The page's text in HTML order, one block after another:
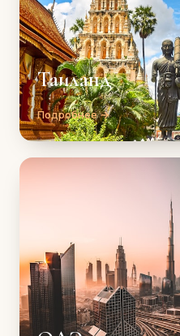
Таиланд
Подробнее →